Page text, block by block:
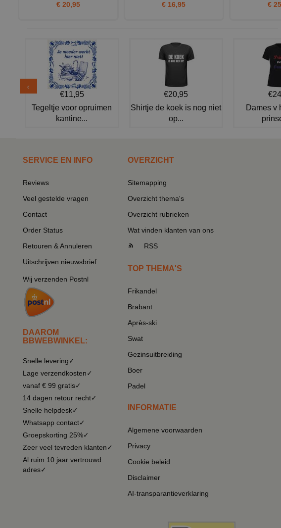
€ 20,95
€ 16,95
€
€11,95
Tegeltje voor opruimen
kantine...
€20,95
Shirtje de koek is nog niet
op...
Dames v
SERVICE EN INFO
Reviews
Veel gestelde vragen
Contact
Order Status
Retouren & Annuleren
Uitschrijven nieuwsbrief
Wij verzenden Postnl
DAAROM
BBWEBWINKEL:
Snelle levering✓
Lage verzendkosten✓
vanaf € 99 gratis✓
14 dagen retour recht✓
Snelle helpdesk✓
Whatsapp contact✓
Groepskorting 25%✓
Zeer veel tevreden klanten✓
Al ruim 10 jaar vertrouwd
adres✓
OVERZICHT
Sitemapping
Overzicht thema's
Overzicht rubrieken
Wat vinden klanten van ons
RSS
TOP THEMA'S
Frikandel
Brabant
Après-ski
Swat
Gezinsuitbreiding
Boer
Padel
INFORMATIE
Algemene voorwaarden
Privacy
Cookie beleid
Disclaimer
AI-transparantieverklaring